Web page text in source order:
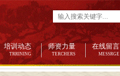
培训动态
TRRINING
师资力量
TERCHERS
在线留言
MESSRGE